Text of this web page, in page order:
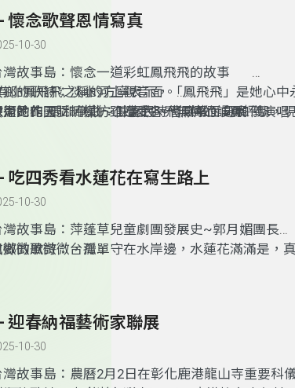
落來進前 你是阮 上媠的風景 我是一支永靖枝仔
對你的情愛是永遠袂走精 保證予你 一世人食袂
冰 喔~啊冷冷𠕇𠕇 你的心敢嘛是冷冷𠕇𠕇 無哪
喔~永靖枝仔冰 喔~啊冷冷𠕇𠕇這个世界 敢嘛
設計思維，我們能夠應對複雜的問題，並找到新
展覽的主題為「未來之GPT：為明日生活設計」
生活的想像與期許，並展示設計如何引領未來，
涵蓋循環永續、地方創生和人工智能等三大主題
即與ChaT GPT共同討論成果。
懷念歌聲恩情寫真
10-30
灣故事島：懷念一道彩虹鳳飛飛的故事
小鳳飛飛之稱的方寧表示，「鳳飛飛」是她心中
是她的天賦，模仿雖遭受各界無情的謾罵抨擊，
成就的養份。方寧說到當時鳯飛飛一系列當紅彩
費，宣布復出舞台，將於5月25日在國立中興大學
虹」公益演唱會。
鄉的歌詩：淡水河上觀音面。
潔民作 周和儀曲：陳潔民、曹瑛敏、周和儀演唱
問彼陣散步的白鴒鷥 ，遮熱的天欲見伊，抑是毋
水邊?
人碼頭， 兩三點的星，恬恬行過深更，天頂的月
海湧，夢中 亦反甜 ，
水觀音面 ，伴五月的暗瞑 ，一雙純情的目眼，
術的花園：精•彩～工筆的時代風華面向展
、幽、寒、靜、動之中，尋找創作的靈動，構圖
，層次分明，畫面雅緻，忠於自身所觀、所思，
象形 得以豐厚飽滿，空間距離感得以彰顯，氣韻
得以貫通
吃四秀看水蓮花在寫生路上
10-30
灣故事島：萍蓬草兒童劇團發展史~郭月媚團長
微微風微微，孤單守在水岸邊，水蓮花滿滿是，
兒童劇團，也是彰化縣唯一的兒童劇團。團長郭
員。20年前因為喪弟之痛，決定創立劇團，透過
練地點都在公園與學校操場流浪著，最後只好改
。郭月媚說，劇團走過20年，有太多的酸甜苦辣
鄉的歌詩：台灣
住民走入深山林內 ，山是阿爸，海是媽媽 ，你我
入的好所在 ，
嶺相疊雲影規排 ，溪水伴奏稻仔唱歌 ，小小的島
迎春納福藝術家聯展
10-30
灣故事島：農曆2月2日在彰化鹿港龍山寺重要科